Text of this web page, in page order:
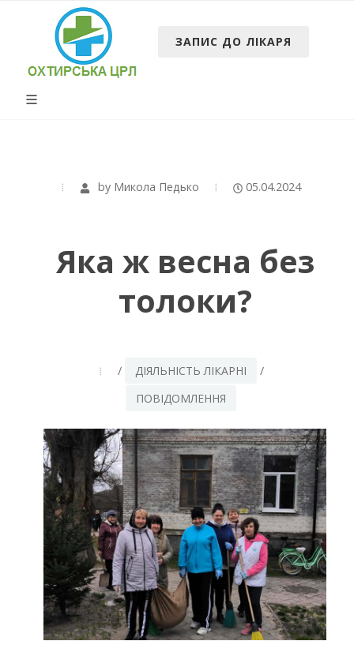
ЗАПИС ДО ЛІКАРЯ
by Микола Педько 05.04.2024
Яка ж весна без
толоки?
/ ДІЯЛЬНІСТЬ ЛІКАРНІ
/
ПОВІДОМЛЕННЯ